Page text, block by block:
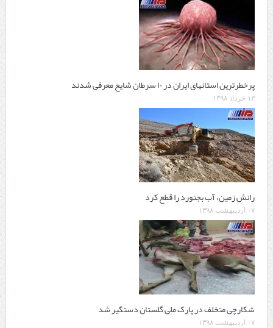
پرخطرترین استانهای ایران در ۱۰ سرطان شایع معرفی شدند
۱۳ خرداد ۱۳۹۸
رانش زمین، آب بجنورد را قطع کرد
۰۷ اردیبهشت ۱۳۹۸
شکارچی متخلف در پارک ملی گلستان دستگیر شد
۰۷ اردیبهشت ۱۳۹۸